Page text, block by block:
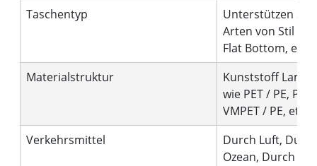
Taschentyp
Unterstützen Sie
Arten von Stil wie
Flat Bottom, etc.
Materialstruktur
Kunststoff
wie PET / PE, PET
VMPET / PE, etc.
Verkehrsmittel
Durch Luft,
Ozean, Durch